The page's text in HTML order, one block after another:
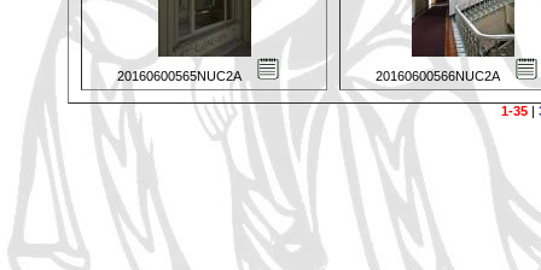
20160600565NUC2A 20160600566NUC2A
1-35|